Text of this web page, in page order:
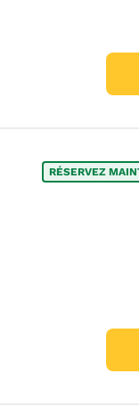
RÉSERVEZ